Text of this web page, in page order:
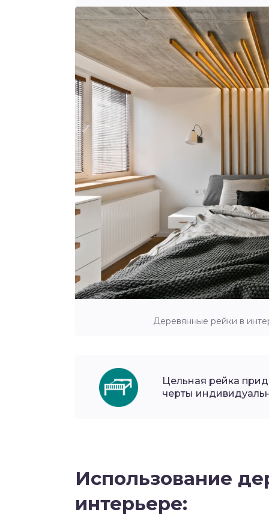
Деревянные рейки в
Цельная рейка
черты
Использование
интерьере: